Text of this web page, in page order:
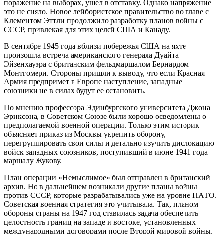
поражение на выборах, ушел в отставку. Однако напряжение
это не сняло. Новое лейбористское правительство во главе с
Клементом Эттли продолжило разработку планов войны с
СССР, привлекая для этих целей США и Канаду.
В сентябре 1945 года вблизи побережья США на яхте
произошла встреча американского генерала Дуайта
Эйзенхауэра с британским фельдмаршалом Бернардом
Монтгомери. Стороны пришли к выводу, что если Красная
Армия предпримет в Европе наступление, западные
союзники не в силах будут ее остановить.
По мнению профессора Эдинбургского университета Джона
Эриксона, в Советском Союзе были хорошо осведомлены о
предполагаемой военной операции. Только этим историк
объясняет приказ из Москвы укрепить оборону,
перегруппировать свои силы и детально изучить дислокацию
войск западных союзников, поступивший в июне 1941 года
маршалу Жукову.
План операции «Немыслимое» был отправлен в британский
архив. Но в дальнейшем возникали другие планы войны
против СССР, которые разрабатывались уже на уровне НАТО.
Советская военная стратегия это учитывала. Так, планом
обороны страны на 1947 год ставилась задача обеспечить
целостность границ на западе и востоке, установленных
международными договорами после Второй мировой войны,